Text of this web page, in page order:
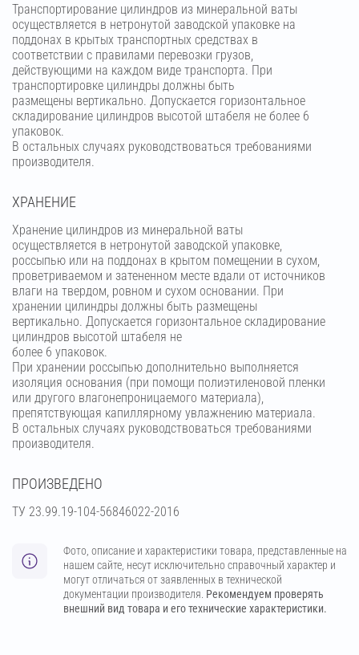
Транспортирование цилиндров из минеральной ваты
осуществляется в нетронутой заводской упаковке на
поддонах в крытых транспортных средствах в
соответствии с правилами перевозки грузов,
действующими на каждом виде транспорта. При
транспортировке цилиндры должны быть
размещены вертикально. Допускается горизонтальное
складирование цилиндров высотой штабеля не более 6
упаковок.
В остальных случаях руководствоваться требованиями
производителя.
ХРАНЕНИЕ
Хранение цилиндров из минеральной ваты
осуществляется в нетронутой заводской упаковке,
россыпью или на поддонах в крытом помещении в сухом,
проветриваемом и затененном месте вдали от источников
влаги на твердом, ровном и сухом основании. При
хранении цилиндры должны быть размещены
вертикально. Допускается горизонтальное складирование
цилиндров высотой штабеля не
более 6 упаковок.
При хранении россыпью дополнительно выполняется
изоляция основания (при помощи полиэтиленовой пленки
или другого влагонепроницаемого материала),
препятствующая капиллярному увлажнению материала.
В остальных случаях руководствоваться требованиями
производителя.
ПРОИЗВЕДЕНО
ТУ 23.99.19-104-56846022-2016
Фото, описание и характеристики товара, представленные на
нашем сайте, несут исключительно справочный характер и
могут отличаться от заявленных в технической
документации производителя. Рекомендуем проверять
внешний вид товара и его технические характеристики.